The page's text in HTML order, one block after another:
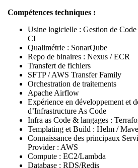
Compétences techniques :
Usine logicielle : Gestion de
CI
Qualimétrie : SonarQube
Repo de binaires : Nexus / ECR
Transfert de fichiers
SFTP / AWS Transfer Family
Orchestration de traitements
Apache Airflow
Expérience en développement et
d’Infrastructure As Code
Infra as Code & langages :
Templating et Build : Helm /
Connaissance des principaux
Provider : AWS
Compute : EC2/Lambda
Database : RDS/Redis